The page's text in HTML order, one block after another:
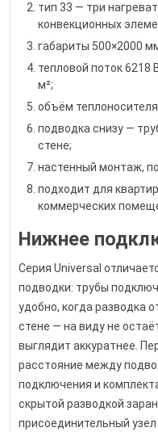
тип 33 — три
конвекционных
габариты 500×2000
тепловой поток 6218
м²;
объём теплоносителя
подводка снизу —
стене;
настенный монтаж,
подходит для
коммерческих
Нижнее
Серия Universal
подводки: трубы
удобно, когда разводка
стене — на виду не
выглядит аккуратнее.
расстояние между
подключения и
скрытой разводкой
присоединительный